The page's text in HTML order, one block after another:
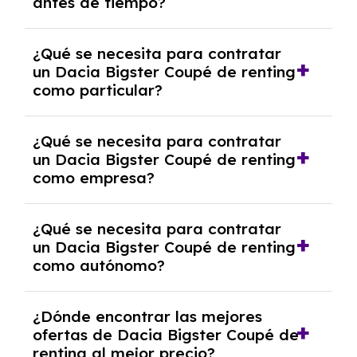
debido al resultado del estudio de viabilidad
económica.
pero puede haber penalizaciones por
cancelación anticipada. Es importante revisar
las condiciones del contrato y hablar con un
experto que te asesore.
¿Qué se necesita para contratar
un Dacia Bigster Coupé de renting
como particular?
y, en algunos casos, una consulta de solvencia
crediticia y un pago inicial.
¿Qué se necesita para contratar
un Dacia Bigster Coupé de renting
como empresa?
documentación financiera y, en algunos
casos, un informe de solvencia de la empresa
y un pago inicial.
¿Qué se necesita para contratar
un Dacia Bigster Coupé de renting
como autónomo?
autónomos, justificante de ingresos y, en
algunos casos, un informe fiscal y un pago
¿Dónde encontrar las mejores
ofertas de Dacia Bigster Coupé de
renting al mejor precio?